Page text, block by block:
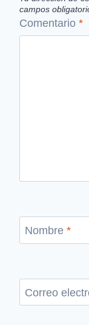
campos
Comentario *
Nombre *
Correo